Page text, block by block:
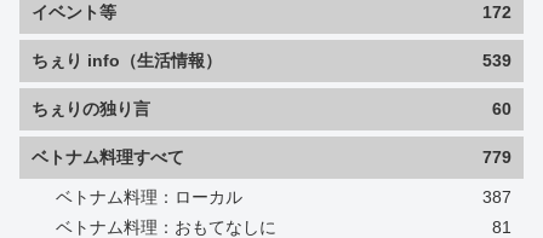
イベント等 172
ちぇり info（生活情報） 539
ちぇりの独り言 60
ベトナム料理すべて 779
ベトナム料理：ローカル
387
ベトナム料理：おもてなしに
81